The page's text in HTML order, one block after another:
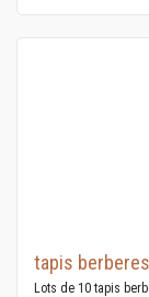
tapis berberes
Lots de 10 tapis